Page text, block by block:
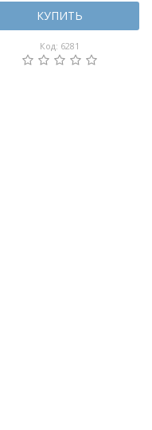
КУПИТЬ
Код: 6281